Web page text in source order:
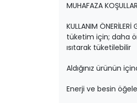
MUHAFAZA
KULLANIM
tüketim için; daha
ısıtarak tüketilebilir
Aldığınız ürünün
Enerji ve besin